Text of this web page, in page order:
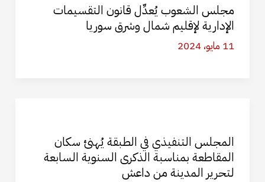
مجلس الشعوب يُعدِّل قانون التقسيمات
الإدارية لإقليم شمال وشرق سوريا
11 مايو، 2024
المجلس التنفيذي في الطبقة يُهنئ سكان
المقاطعة بمناسبة الذكرى السنوية السابعة
لتحرير المدينة من داعش